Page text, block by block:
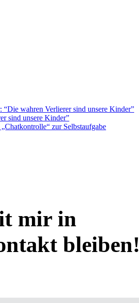
wahren Verlierer sind unsere Kinder”
sind unsere Kinder”
zur Selbstaufgabe
mir in
bleiben!